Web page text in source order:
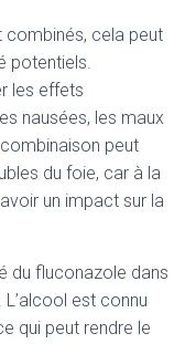
combinés, cela peut
potentiels.
les effets
nausées, les maux
peut
du foie, car à la
un impact sur la
du fluconazole dans
est connu
qui peut rendre le